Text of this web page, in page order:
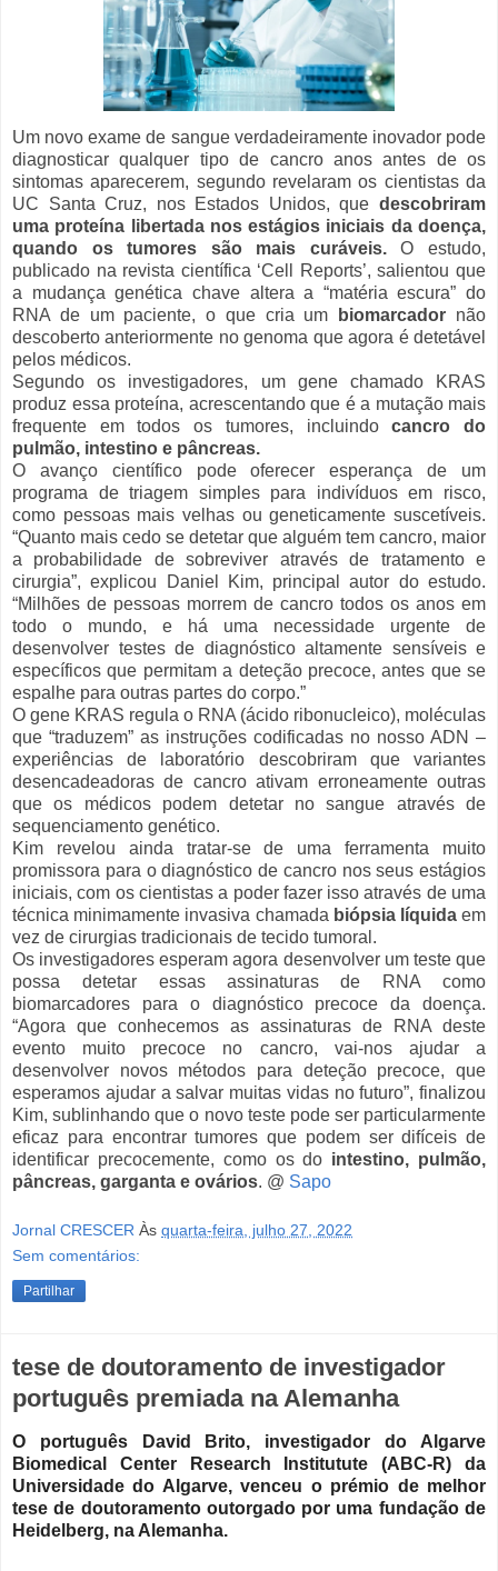
Um novo exame de sangue verdadeiramente inovador pode
diagnosticar qualquer tipo de cancro anos antes de os
sintomas aparecerem, segundo revelaram os cientistas da
UC Santa Cruz, nos Estados Unidos, que descobriram
uma proteína libertada nos estágios iniciais da doença,
quando os tumores são mais curáveis.O estudo,
publicado na revista científica ‘Cell Reports’, salientou que
a mudança genética chave altera a “matéria escura” do
RNA de um paciente, o que cria um
biomarcador não
descoberto anteriormente no genoma que agora é detetável
pelos médicos.
Segundo os investigadores, um gene chamado KRAS
produz essa proteína, acrescentando que é a mutação mais
frequente em todos os tumores, incluindocancro do
pulmão, intestino e pâncreas.
O avanço científico pode oferecer esperança de um
programa de triagem simples para indivíduos em risco,
como pessoas mais velhas ou geneticamente suscetíveis.
“Quanto mais cedo se detetar que alguém tem cancro, maior
a probabilidade de sobreviver através de tratamento e
cirurgia”, explicou Daniel Kim, principal autor do estudo.
“Milhões de pessoas morrem de cancro todos os anos em
todo o mundo, e há uma necessidade urgente de
desenvolver testes de diagnóstico altamente sensíveis e
específicos que permitam a deteção precoce, antes que se
espalhe para outras partes do corpo.”
O gene KRAS regula o RNA (ácido ribonucleico), moléculas
que “traduzem” as instruções codificadas no nosso ADN –
experiências de laboratório descobriram que variantes
desencadeadoras de cancro ativam erroneamente outras
que os médicos podem detetar no sangue através de
sequenciamento genético.
Kim revelou ainda tratar-se de uma ferramenta muito
promissora para o diagnóstico de cancro nos seus estágios
iniciais, com os cientistas a poder fazer isso através de uma
técnica minimamente invasiva chamada biópsia líquidaem
vez de cirurgias tradicionais de tecido tumoral.
Os investigadores esperam agora desenvolver um teste que
possa detetar essas assinaturas de RNA como
biomarcadores para o diagnóstico precoce da doença.
“Agora que conhecemos as assinaturas de RNA deste
evento muito precoce no cancro, vai-nos ajudar a
desenvolver novos métodos para deteção precoce, que
esperamos ajudar a salvar muitas vidas no futuro”, finalizou
Kim, sublinhando que o novo teste pode ser particularmente
eficaz para encontrar tumores que podem ser difíceis de
identificar precocemente, como os do intestino, pulmão,
pâncreas, garganta e ovários. @ Sapo
Jornal CRESCER Às quarta-feira, julho 27, 2022
Sem comentários:
Partilhar
tese de doutoramento de investigador
português premiada na Alemanha
O português David Brito, investigador do Algarve
Biomedical Center Research Institutute (ABC-R) da
Universidade do Algarve, venceu o prémio de melhor
tese de doutoramento outorgado por uma fundação de
Heidelberg, na Alemanha.